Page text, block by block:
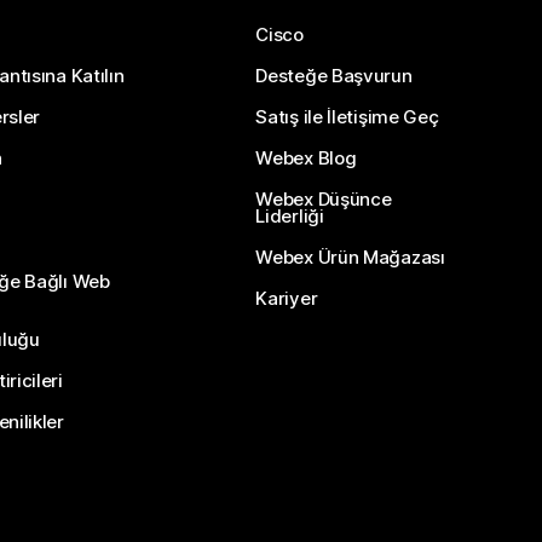
Katılın
Bağlı Web
Cisco
Desteğe Başvurun
Satış ile İletişime Geç
Webex Blog
Webex Düşünce
Liderliği
Webex Ürün Mağazası
Kariyer